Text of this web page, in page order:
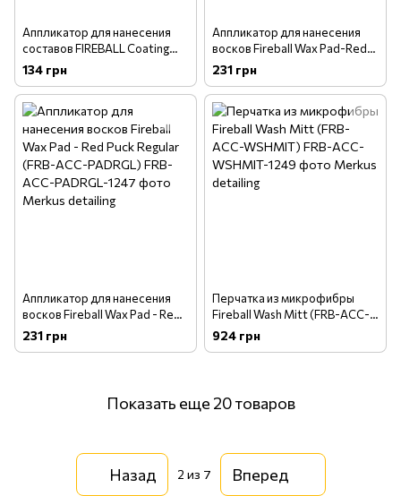
Аппликатор для нанесения
составов FIREBALL Coating
Block (FRB-ACC-COABLK)
134 грн
Аппликатор для нанесения
восков Fireball Wax Pad-Red
Puck Mini (FRB-ACC-PADMIN)
231 грн
Аппликатор для нанесения
восков Fireball Wax Pad - Red
Puck Regular (FRB-ACC-
PADRGL)
231 грн
Перчатка из микрофибры
Fireball Wash Mitt (FRB-ACC-
WSHMIT)
924 грн
Показать еще 20 товаров
Назад 2 из 7 Вперед